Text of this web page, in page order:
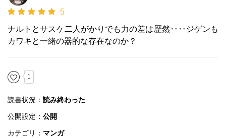
5
ナルトとサスケ二人がかりでも力の差は歴然‥‥ジゲンも
カワキと一緒の器的な存在なのか？
1
読書状況： 読み終わった
公開設定： 公開
カテゴリ： マンガ